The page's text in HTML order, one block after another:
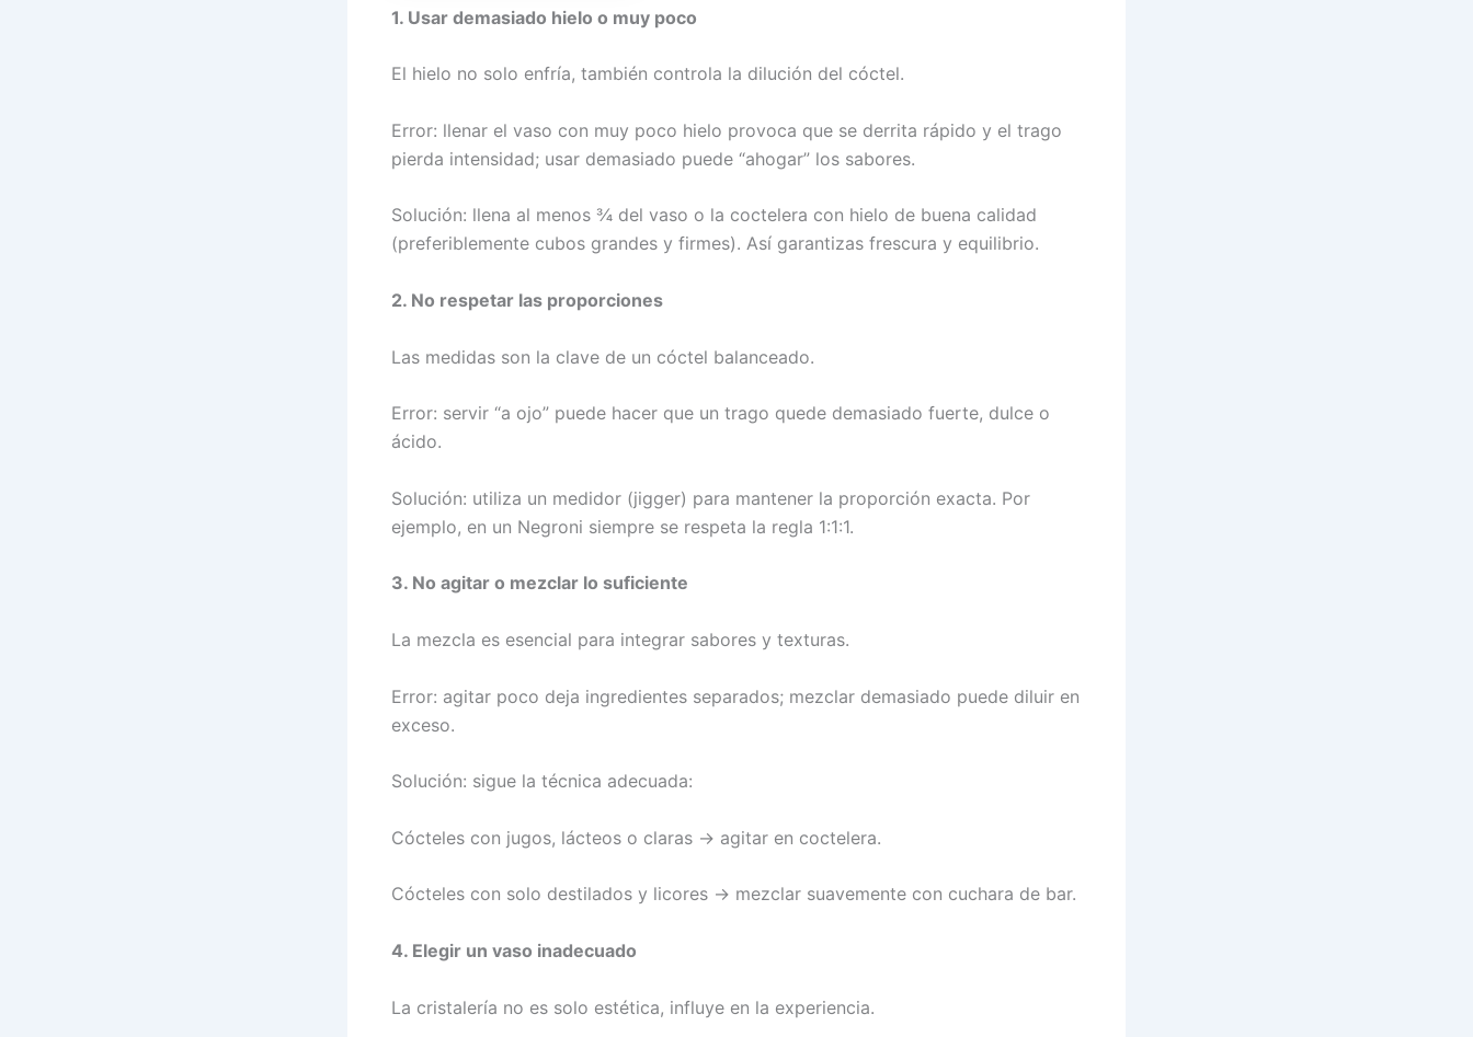
1. Usar demasiado hielo o muy poco
El hielo no solo enfría, también controla la dilución del cóctel.
Error: llenar el vaso con muy poco hielo provoca que se derrita rápido y el trago
pierda intensidad; usar demasiado puede “ahogar” los sabores.
Solución: llena al menos ¾ del vaso o la coctelera con hielo de buena calidad
(preferiblemente cubos grandes y firmes). Así garantizas frescura y equilibrio.
2. No respetar las proporciones
Las medidas son la clave de un cóctel balanceado.
Error: servir “a ojo” puede hacer que un trago quede demasiado fuerte, dulce o
ácido.
Solución: utiliza un medidor (jigger) para mantener la proporción exacta. Por
ejemplo, en un Negroni siempre se respeta la regla 1:1:1.
3. No agitar o mezclar lo suficiente
La mezcla es esencial para integrar sabores y texturas.
Error: agitar poco deja ingredientes separados; mezclar demasiado puede diluir en
exceso.
Solución: sigue la técnica adecuada:
Cócteles con jugos, lácteos o claras → agitar en coctelera.
Cócteles con solo destilados y licores → mezclar suavemente con cuchara de bar.
4. Elegir un vaso inadecuado
La cristalería no es solo estética, influye en la experiencia.